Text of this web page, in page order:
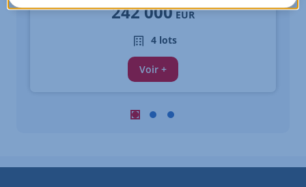
Carousel : Biens similaires à la
Carousel : Biens similaires à la
Carousel : Biens similaires à
242 000 EUR
4 lots
Voir +